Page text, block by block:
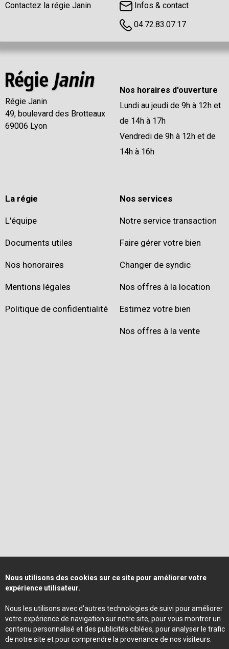
Contactez la régie Janin
Infos & contact
04.72.83.07.17
Régie Janin
49, boulevard des Brotteaux
69006 Lyon
Nos horaires d'ouverture
Lundi au jeudi de 9h à 12h et
de 14h à 17h
Vendredi de 9h à 12h et de
14h à 16h
La régie
L'équipe
Documents utiles
Nos honoraires
Mentions légales
Politique de confidentialité
Nos services
Notre service transaction
Faire gérer votre bien
Changer de syndic
Nos offres à la location
Estimez votre bien
Nos offres à la vente
Nous utilisons des cookies sur ce site pour améliorer votre
expérience utilisateur.
Nous les utilisons avec d'autres technologies de suivi pour améliorer
votre expérience de navigation sur notre site, pour vous montrer un
contenu personnalisé et des publicités ciblées, pour analyser le trafic
de notre site et pour comprendre la provenance de nos visiteurs.